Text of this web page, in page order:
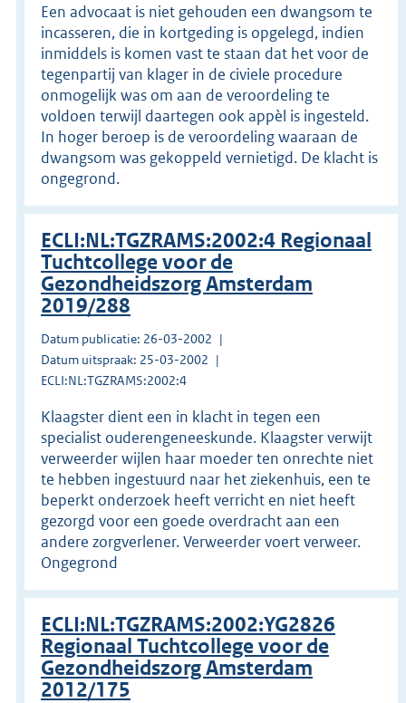
Een advocaat is niet gehouden een dwangsom te
incasseren, die in kortgeding is opgelegd, indien
inmiddels is komen vast te staan dat het voor de
tegenpartij van klager in de civiele procedure
onmogelijk was om aan de veroordeling te
voldoen terwijl daartegen ook appèl is ingesteld.
In hoger beroep is de veroordeling waaraan de
dwangsom was gekoppeld vernietigd. De klacht is
ongegrond.
ECLI:NL:TGZRAMS:2002:4 Regionaal
Tuchtcollege voor de
Gezondheidszorg Amsterdam
2019/288
Datum publicatie: 26-03-2002
Datum uitspraak: 25-03-2002
ECLI:NL:TGZRAMS:2002:4
Klaagster dient een in klacht in tegen een
specialist ouderengeneeskunde. Klaagster verwijt
verweerder wijlen haar moeder ten onrechte niet
te hebben ingestuurd naar het ziekenhuis, een te
beperkt onderzoek heeft verricht en niet heeft
gezorgd voor een goede overdracht aan een
andere zorgverlener. Verweerder voert verweer.
Ongegrond
ECLI:NL:TGZRAMS:2002:YG2826
Regionaal Tuchtcollege voor de
Gezondheidszorg Amsterdam
2012/175